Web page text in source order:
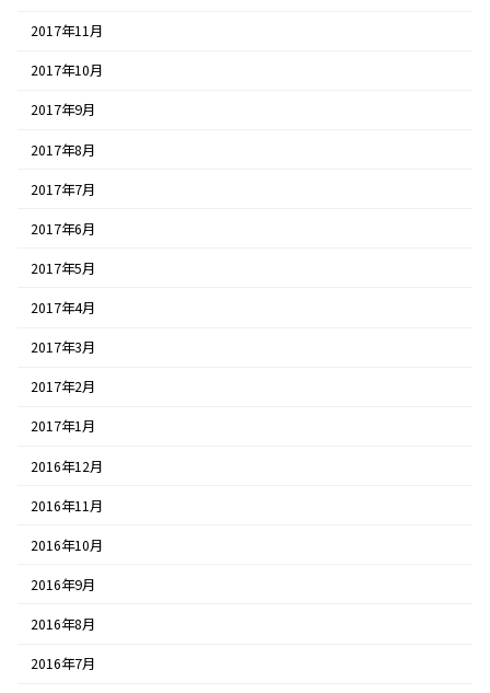
2017年11月
2017年10月
2017年9月
2017年8月
2017年7月
2017年6月
2017年5月
2017年4月
2017年3月
2017年2月
2017年1月
2016年12月
2016年11月
2016年10月
2016年9月
2016年8月
2016年7月